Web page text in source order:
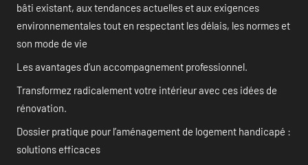
bâti existant, aux tendances actuelles et aux exigences
environnementales tout en respectant les délais, les normes et
son mode de vie
Les avantages d’un accompagnement professionnel.
Transformez radicalement votre intérieur avec ces idées de
rénovation.
Dossier pratique pour l’aménagement de logement handicapé :
solutions efficaces